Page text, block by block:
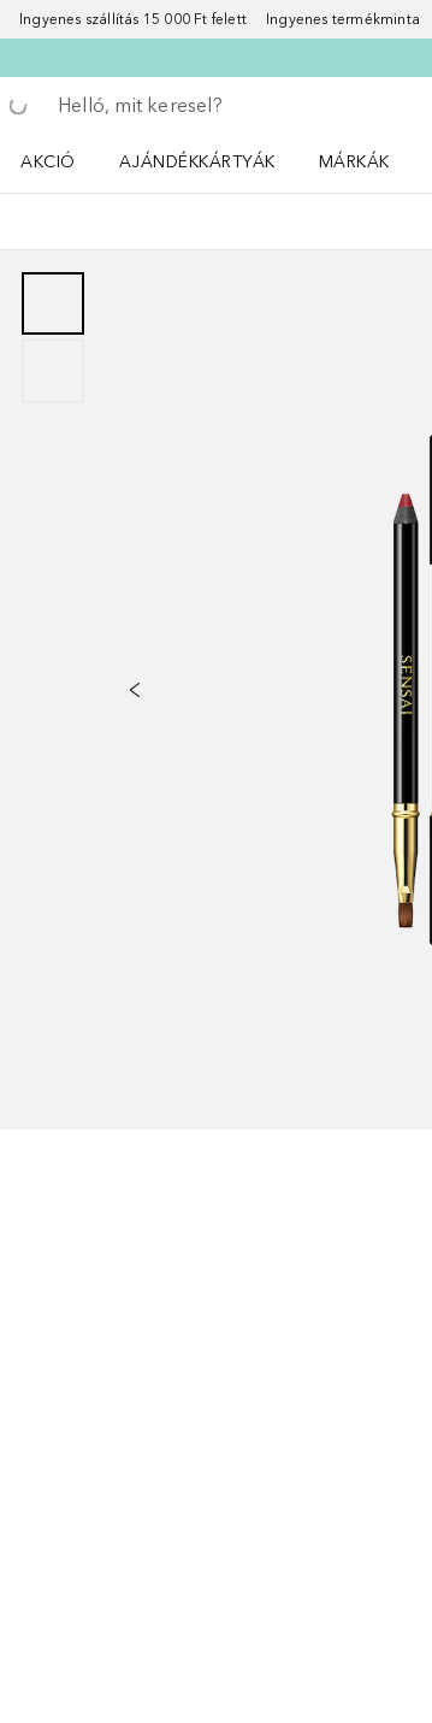
Ingyenes szállítás 15 000 Ft felett Ingyenes termékminta
Menj vissza
Keresés végrehajtása
AKCIÓ
AJÁNDÉKKÁRTYÁK
MÁRKÁK